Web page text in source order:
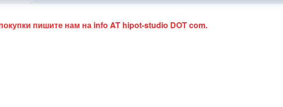
пишите нам на info AT hipot-studio DOT com.